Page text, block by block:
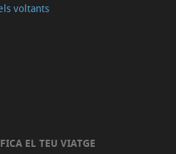
voltants
EL TEU VIATGE